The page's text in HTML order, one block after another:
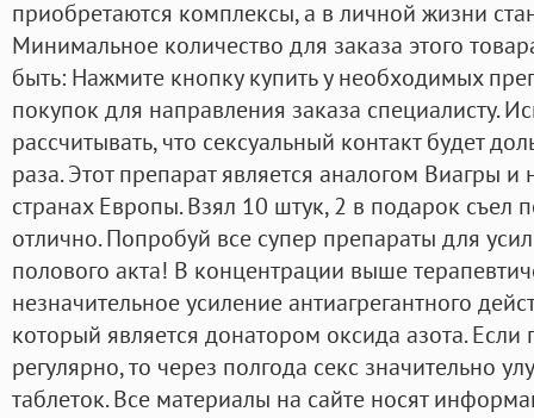
приобретаются комплексы, а в личной жизни
Минимальное количество для заказа этого
быть: Нажмите кнопку купить у необходимых
покупок для направления заказа специалисту.
рассчитывать, что сексуальный контакт будет
раза. Этот препарат является аналогом Виагры
странах Европы. Взял 10 штук, 2 в подарок съел
отлично. Попробуй все супер препараты для
полового акта! В концентрации выше
незначительное усиление антиагрегантного
который является донатором оксида азота. Если
регулярно, то через полгода секс значительно
таблеток. Все материалы на сайте носят